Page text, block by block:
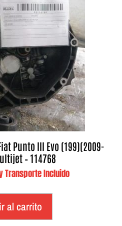
Punto III Evo (199)(2009-
– 114768
Transporte Incluido
al carrito